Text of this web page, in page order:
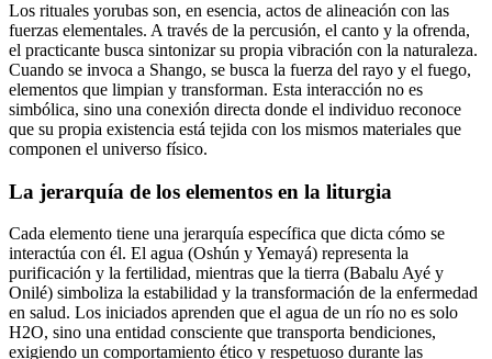
Los rituales yorubas son, en esencia, actos de alineación con las
fuerzas elementales. A través de la percusión, el canto y la ofrenda,
el practicante busca sintonizar su propia vibración con la naturaleza.
Cuando se invoca a Shango, se busca la fuerza del rayo y el fuego,
elementos que limpian y transforman. Esta interacción no es
simbólica, sino una conexión directa donde el individuo reconoce
que su propia existencia está tejida con los mismos materiales que
componen el universo físico.
La jerarquía de los elementos en la liturgia
Cada elemento tiene una jerarquía específica que dicta cómo se
interactúa con él. El agua (Oshún y Yemayá) representa la
purificación y la fertilidad, mientras que la tierra (Babalu Ayé y
Onilé) simboliza la estabilidad y la transformación de la enfermedad
en salud. Los iniciados aprenden que el agua de un río no es solo
H2O, sino una entidad consciente que transporta bendiciones,
exigiendo un comportamiento ético y respetuoso durante las